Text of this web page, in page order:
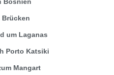
Brücken
um Laganas
Porto Katsiki
Mangart